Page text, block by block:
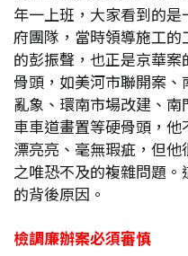
年一上班，大家看到的
府團隊，當時領導施工
的彭振聲，也正是京華
骨頭，如美河市聯開案
亂象、環南市場改建、
車車道畫置等硬骨頭，
漂亮亮、毫無瑕疵，但
之唯恐不及的複雜問題
的背後原因。
檢調廉辦案必須審慎